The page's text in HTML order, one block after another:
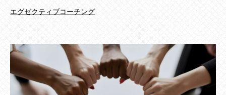
エグゼクティブコーチング